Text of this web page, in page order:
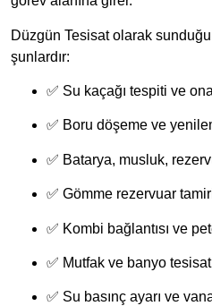
Düzgün Tesisat olarak
şunlardır:
✅ Su kaçağı tespiti ve
✅ Boru döşeme ve
✅ Batarya, musluk,
✅ Gömme rezervuar
✅ Kombi bağlantısı ve
✅ Mutfak ve banyo
✅ Su basınç ayarı ve